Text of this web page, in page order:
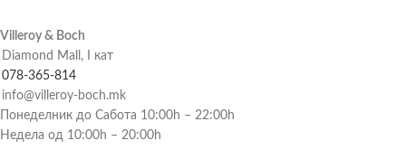
Villeroy & Boch
Diamond Mall, I кат
078-365-814
info@villeroy-boch.mk
Понеделник до Сабота 10:00h – 22:00h
Недела од 10:00h – 20:00h